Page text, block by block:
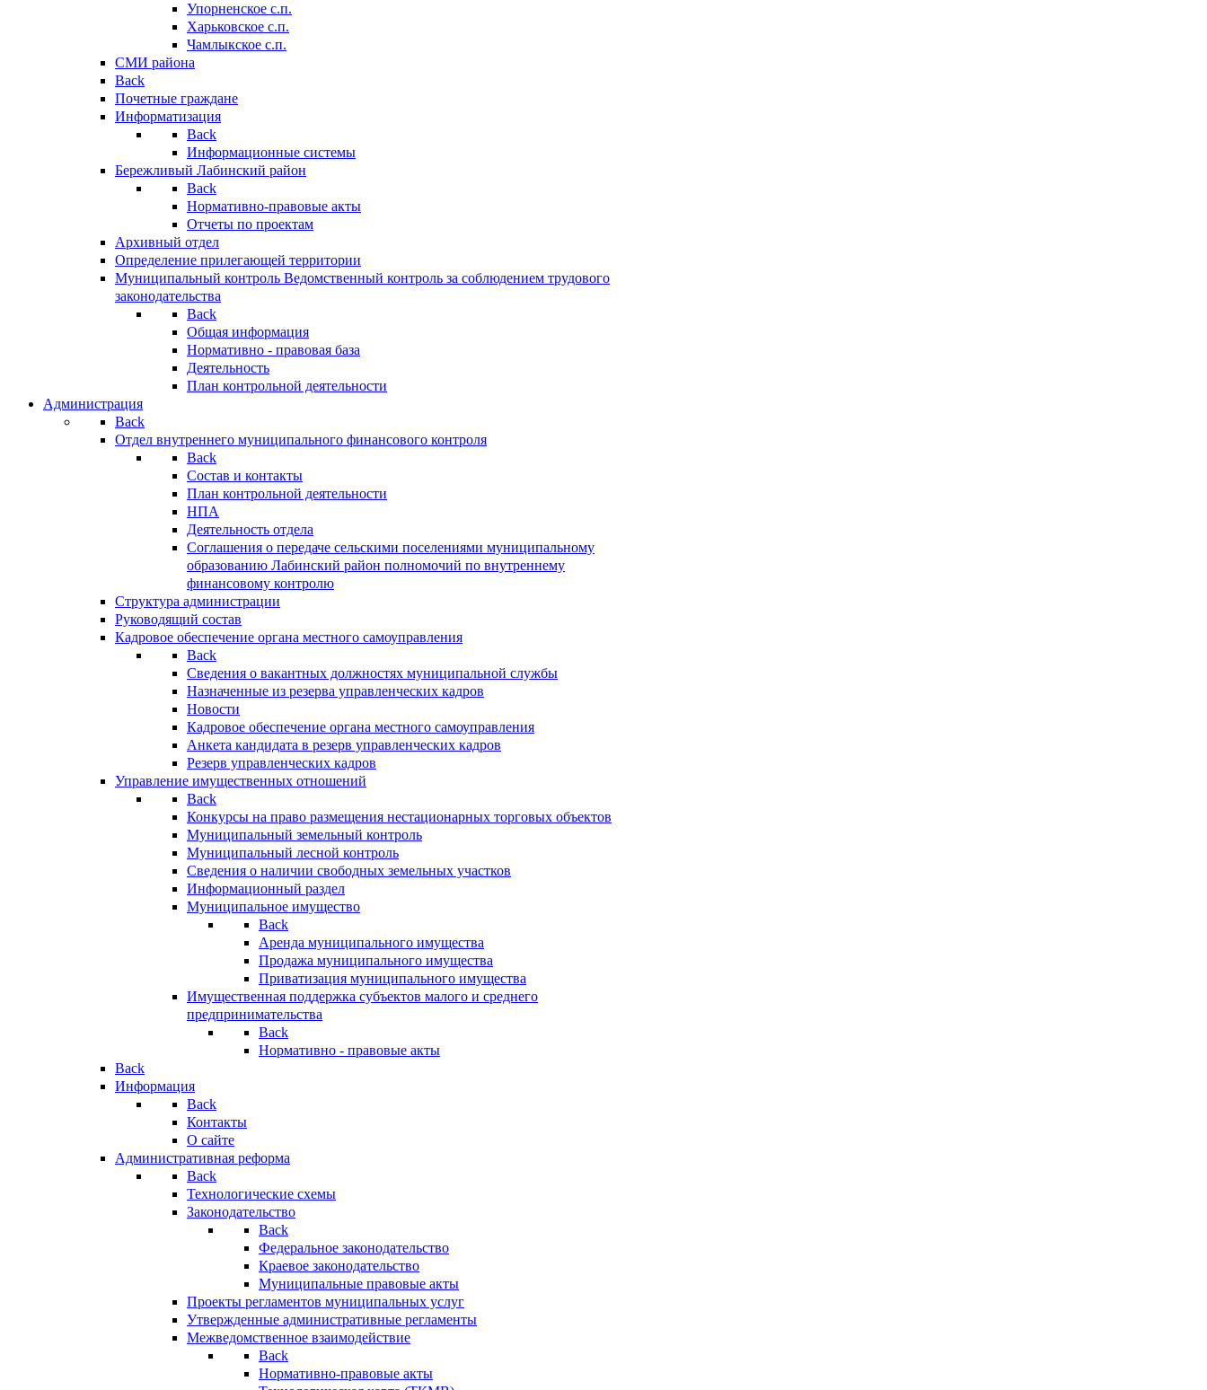
Упорненское с.п.
Харьковское с.п.
Чамлыкское с.п.
СМИ района
Back
Почетные граждане
Информатизация
Back
Информационные системы
Бережливый Лабинский район
Back
Нормативно-правовые акты
Отчеты по проектам
Архивный отдел
Определение прилегающей территории
Муниципальный контроль Ведомственный контроль за соблюдением трудового
законодательства
Back
Общая информация
Нормативно - правовая база
Деятельность
План контрольной деятельности
Администрация
Back
Отдел внутреннего муниципального финансового контроля
Back
Состав и контакты
План контрольной деятельности
НПА
Деятельность отдела
Соглашения о передаче сельскими поселениями муниципальному
образованию Лабинский район полномочий по внутреннему
финансовому контролю
Структура администрации
Руководящий состав
Кадровое обеспечение органа местного самоуправления
Back
Сведения о вакантных должностях муниципальной службы
Назначенные из резерва управленческих кадров
Новости
Кадровое обеспечение органа местного самоуправления
Анкета кандидата в резерв управленческих кадров
Резерв управленческих кадров
Управление имущественных отношений
Back
Конкурсы на право размещения нестационарных торговых объектов
Муниципальный земельный контроль
Муниципальный лесной контроль
Сведения о наличии свободных земельных участков
Информационный раздел
Муниципальное имущество
Back
Аренда муниципального имущества
Продажа муниципального имущества
Приватизация муниципального имущества
Имущественная поддержка субъектов малого и среднего
предпринимательства
Back
Нормативно - правовые акты
Back
Информация
Back
Контакты
О сайте
Административная реформа
Back
Технологические схемы
Законодательство
Back
Федеральное законодательство
Краевое законодательство
Муниципальные правовые акты
Проекты регламентов муниципальных услуг
Утвержденные административные регламенты
Межведомственное взаимодействие
Back
Нормативно-правовые акты